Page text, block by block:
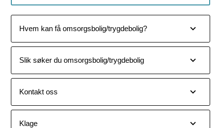
Hvem kan få omsorgsbolig/trygdebolig?
Slik søker du omsorgsbolig/trygdebolig
Kontakt oss
Klage